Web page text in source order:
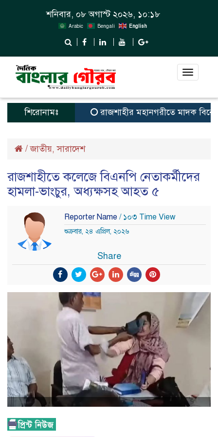
শনিবার, ০৮ অগাস্ট ২০২৬, ১০:১৮
Arabic Bengali English
Toggle
শিরোনামঃ রাজশাহীর মহানগরীতে মাদক
/জাতীয়,সারাদেশ
রাজশাহীতে কলেজে বিএনপি নেতাকর্মীদের
হামলা-ভাংচুর, অধ্যক্ষসহ আহত ৫
Reporter Name / ১০৩ Time View
শুক্রবার, ২৪ এপ্রিল, ২০২৬
Share